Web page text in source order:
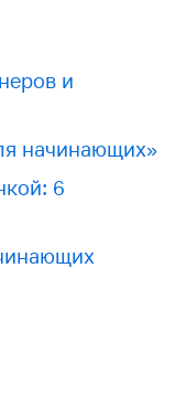
и
начинающих»
6